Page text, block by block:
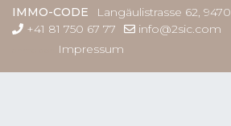
IMMO-CODE Langäulistrasse 62, 9470
+41 81 750 67 77
info@2sic.com
Impressum